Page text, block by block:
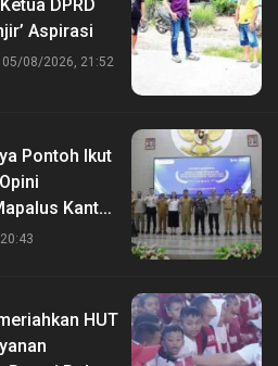
DPRD
Aspirasi
05/08/2026, 21:52
Pontoh Ikut
Kantur
HUT